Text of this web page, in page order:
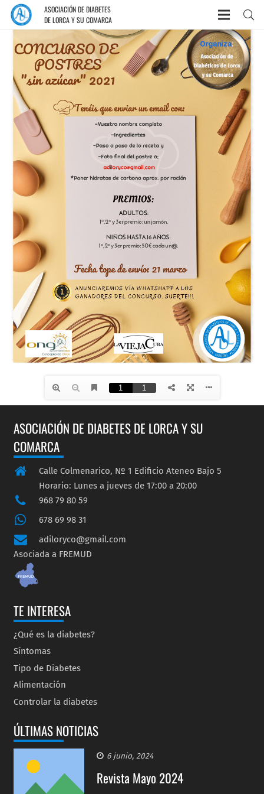
ASOCIACIÓN DE DIABETES
DE LORCA Y SU COMARCA
ASOCIACIÓN DE DIABETES DE LORCA Y SU
COMARCA
Calle Colmenarico, Nº 1 Edificio Ateneo Bajo 5
Horario: Lunes a jueves de 17:00 a 20:00
968 79 80 59
678 69 98 31
adiloryco@gmail.com
Asociada a FREMUD
TE INTERESA
¿Qué es la diabetes?
Síntomas
Tipo de Diabetes
Alimentación
Controlar la diabetes
ÚLTIMAS NOTICIAS
6 junio, 2024
Revista Mayo 2024